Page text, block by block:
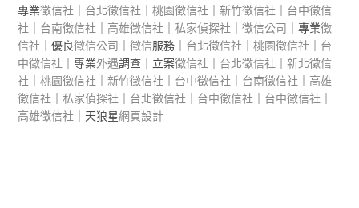
專業徵信社 台北徵信社 ｜桃園徵信社 ｜新竹徵信社
台中徵信
社
台南徵信社 高雄徵信社 ｜私家偵探社 ｜徵信公司 ｜專業徵
信社 ｜優良徵信公司 ｜徵信服務｜ 台北徵信社 ｜桃園徵信社
台
中徵信社 ｜專業外遇調查｜立案徵信社 台北徵信社 ｜新北徵信
社 ｜桃園徵信社 ｜新竹徵信社 台中徵信社 台南徵信社
高雄
徵信社 ｜私家偵探社 台北徵信社 台中徵信社 台中徵信社
高雄徵信社 ｜天狼星網頁設計